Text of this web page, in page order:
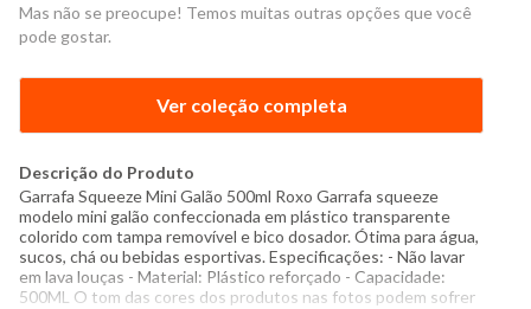
Mas não se preocupe! Temos muitas outras opções que você
pode gostar.
Ver coleção completa
Descrição do Produto
Garrafa Squeeze Mini Galão 500ml Roxo Garrafa squeeze
modelo mini galão confeccionada em plástico transparente
colorido com tampa removível e bico dosador. Ótima para água,
sucos, chá ou bebidas esportivas. Especificações: - Não lavar
em lava louças - Material: Plástico reforçado - Capacidade:
500ML O tom das cores dos produtos nas fotos podem sofrer